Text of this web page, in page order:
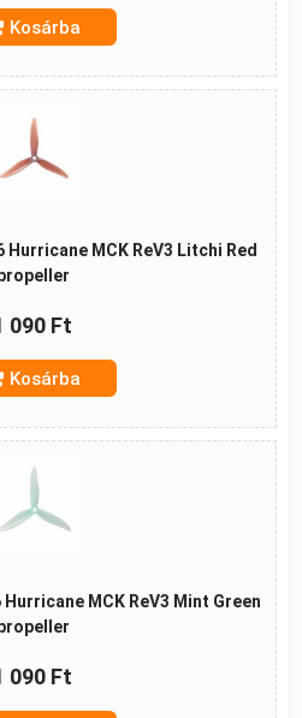
Kosárba
MCK ReV3 Litchi Red
090 Ft
Kosárba
MCK ReV3 Mint Green
090 Ft